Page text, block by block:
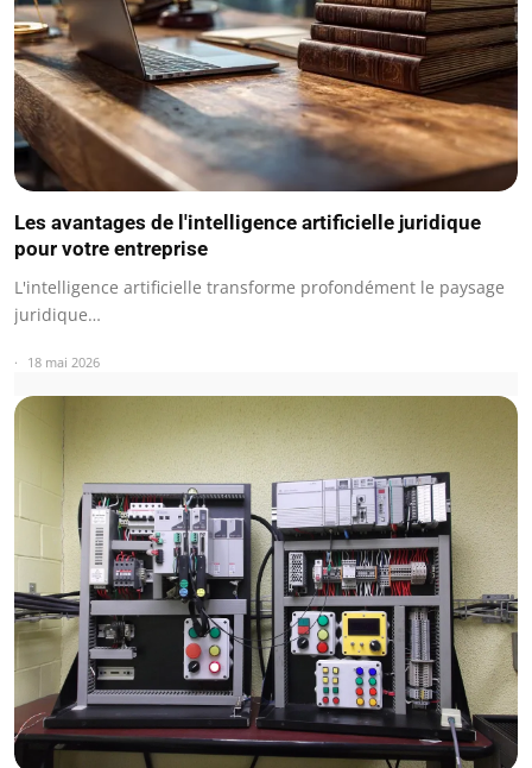
Les avantages de l'intelligence artificielle juridique
pour votre entreprise
L'intelligence artificielle transforme profondément le paysage
juridique…
18 mai 2026